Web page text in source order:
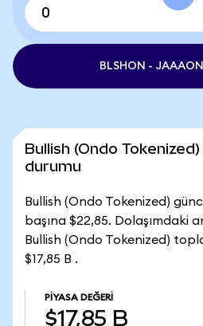
BLSHON -
Bullish (Ondo
durumu
Bullish (Ondo Tokenized)
başına $22,85. Dolaşımdaki
Bullish (Ondo Tokenized)
$17,85 B .
PIYASA DEĞERI
$17,85 B